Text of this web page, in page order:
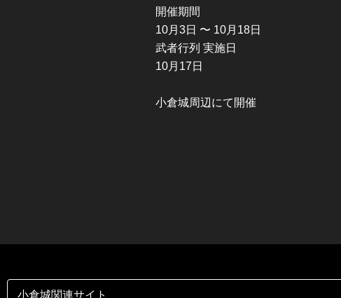
開催期間
10月 3日 〜 10月 18日
武者行列 実施日
10月 17 日
小倉城周辺にて開催